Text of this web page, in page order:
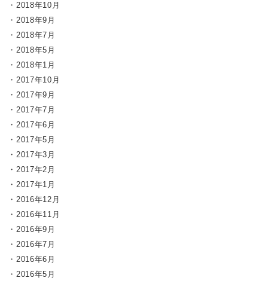
2018年10月
2018年9月
2018年7月
2018年5月
2018年1月
2017年10月
2017年9月
2017年7月
2017年6月
2017年5月
2017年3月
2017年2月
2017年1月
2016年12月
2016年11月
2016年9月
2016年7月
2016年6月
2016年5月